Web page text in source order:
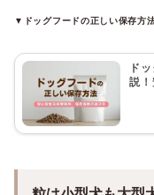
▼ドッグフードの正しい保存方
ド
説